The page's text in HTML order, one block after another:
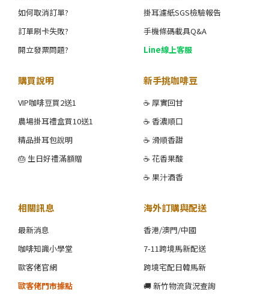
如何取消訂單?
訂單刷卡失敗?
開立發票問題?
掛耳濾紙SGS檢驗報告
手機條碼載具Q&A
Line線上客服
購買說明
VIP咖啡豆買2送1
農場掛耳禮盒買10送1
精品掛耳包說明
🎂 生日好禮滿額贈
新手挑咖啡豆
☕ 厚實回甘
☕ 香濃順口
☕ 滑順香甜
☕ 花香果酸
☕ 果汁酒香
相關訊息
最新消息
咖啡知識小學堂
歐客佬官網
歐客佬門市據點
海外訂購與配送
香港/澳門/中國
7-11跨境馬新配送
跨境宅配日韓馬新
🚚 新竹物流貨況查詢